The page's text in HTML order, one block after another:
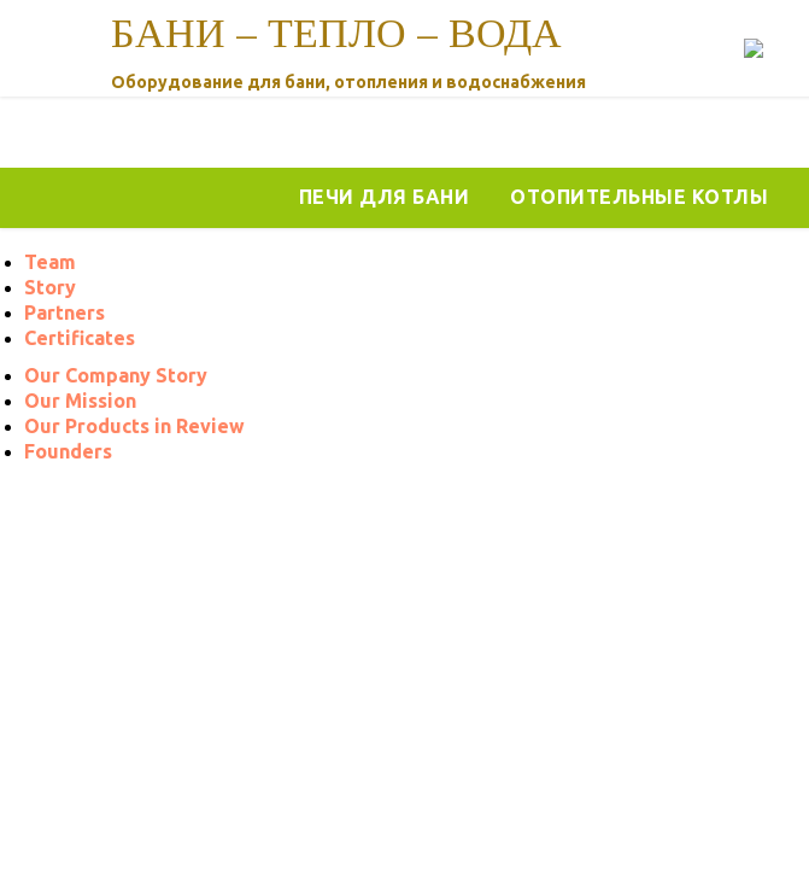
БАНИ – ТЕПЛО – ВОДА
Оборудование для бани, отопления и водоснабжения
ПЕЧИ ДЛЯ БАНИ ОТОПИТЕЛЬНЫЕ КОТЛЫ
Team
Story
Partners
Certificates
Our Company Story
Our Mission
Our Products in Review
Founders